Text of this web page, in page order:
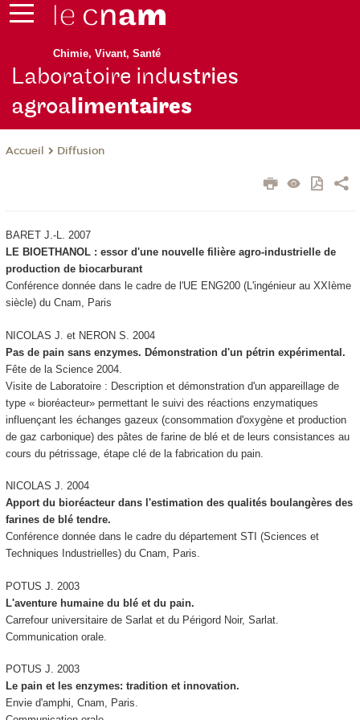
Chimie, Vivant, Santé
Laboratoire industries
agroalimentaires
Accueil Diffusion
BARET J.-L. 2007
LE BIOETHANOL : essor d'une nouvelle filière agro-industrielle de
production de biocarburant
Conférence donnée dans le cadre de l'UE ENG200 (L'ingénieur au XXI ème
siècle) du Cnam, Paris
NICOLAS J. et NERON S. 2004
Pas de pain sans enzymes. Démonstration d'un pétrin expérimental.
Fête de la Science 2004.
Visite de Laboratoire : Description et démonstration d'un appareillage de
type « bioréacteur» permettant le suivi des réactions enzymatiques
influençant les échanges gazeux (consommation d'oxygène et production
de gaz carbonique) des pâtes de farine de blé et de leurs consistances au
cours du pétrissage, étape clé de la fabrication du pain.
NICOLAS J. 2004
Apport du bioréacteur dans l'estimation des qualités boulangères des
farines de blé tendre.
Conférence donnée dans le cadre du département STI (Sciences et
Techniques Industrielles) du Cnam, Paris.
POTUS J. 2003
L'aventure humaine du blé et du pain.
Carrefour universitaire de Sarlat et du Périgord Noir, Sarlat.
Communication orale.
POTUS J. 2003
Le pain et les enzymes: tradition et innovation.
Envie d'amphi, Cnam, Paris.